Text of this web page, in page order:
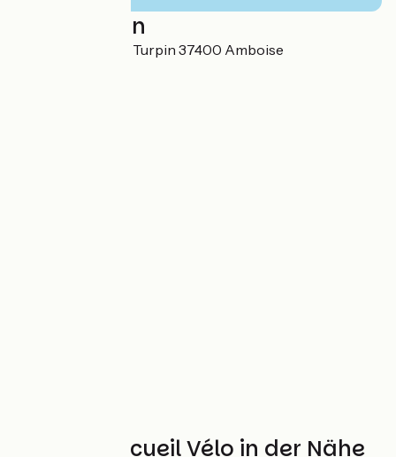
Localisation
7 allée du Sergent Turpin 37400 Amboise
Weitere Accueil Vélo in der Nähe